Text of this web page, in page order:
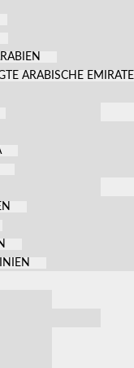
ARABISCHE EMIRATE